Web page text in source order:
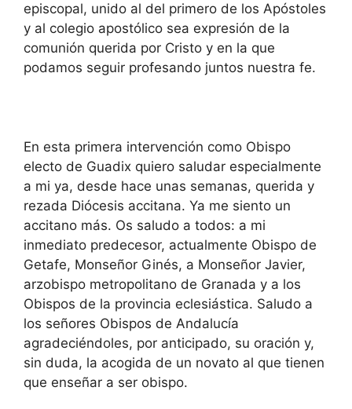
episcopal, unido al del primero de los Apóstoles
y al colegio apostólico sea expresión de la
comunión querida por Cristo y en la que
podamos seguir profesando juntos nuestra fe.
En esta primera intervención como Obispo
electo de Guadix quiero saludar especialmente
a mi ya, desde hace unas semanas, querida y
rezada Diócesis accitana. Ya me siento un
accitano más. Os saludo a todos: a mi
inmediato predecesor, actualmente Obispo de
Getafe, Monseñor Ginés, a Monseñor Javier,
arzobispo metropolitano de Granada y a los
Obispos de la provincia eclesiástica. Saludo a
los señores Obispos de Andalucía
agradeciéndoles, por anticipado, su oración y,
sin duda, la acogida de un novato al que tienen
que enseñar a ser obispo.